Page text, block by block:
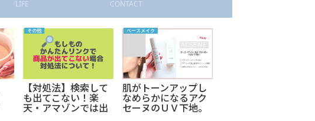
LIFE CONTACT
その他
【対処法】検索して
も出てこない！楽
天・アマゾンでは出
ベースメイク
肌がトーンアップし
なめらかになるアク
セーヌのＵＶ下地。